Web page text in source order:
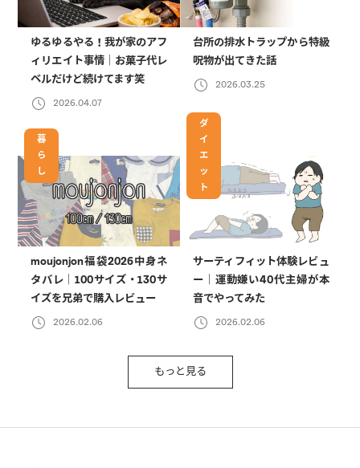
ゆるゆるやる！我が家のアフ
ィリエイト事情｜お菓子代レ
ベルだけど続けてます笑
2026.04.07
台所の排水トラップから特級
呪物が出てきた話
2026.03.25
暮
ら
し
moujonjon福袋2026中身ネ
タバレ｜100サイズ・130サ
イズを兄弟で購入レビュー
2026.02.06
ダ
イ
エ
ッ
ト
サーティフィット体験レビュ
ー｜運動嫌い40代主婦が本
音でやってみた
2026.02.06
もっと見る